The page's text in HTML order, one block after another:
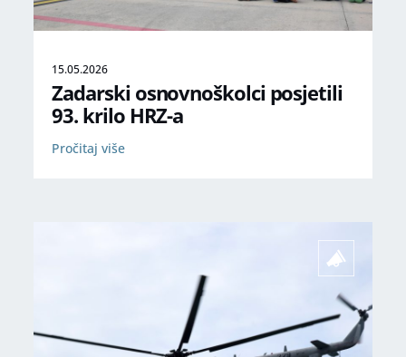
15.05.2026
Zadarski osnovnoškolci posjetili
93. krilo HRZ-a
Pročitaj više